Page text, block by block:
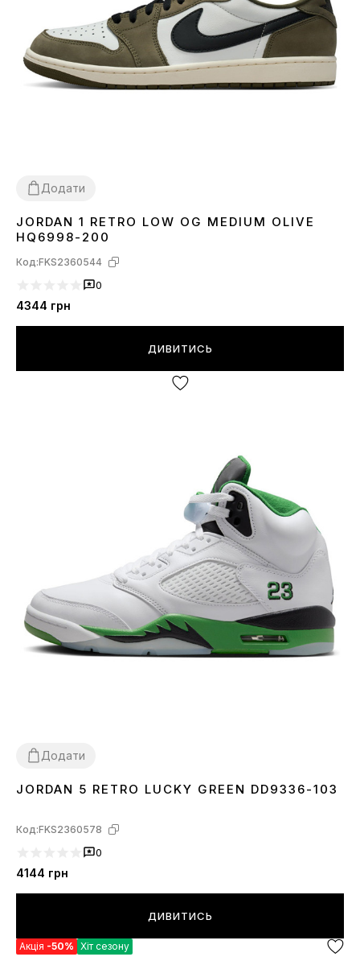
Додати
36373839 40
JORDAN 1 RETRO LOW OG MEDIUM OLIVE
HQ6998-200
Код:FKS2360544
0
4344 грн
ДИВИТИСЬ
Додати
414244
JORDAN 5 RETRO LUCKY GREEN DD9336-103
Код:FKS2360578
0
4144 грн
ДИВИТИСЬ
Акція -50% Хіт сезону